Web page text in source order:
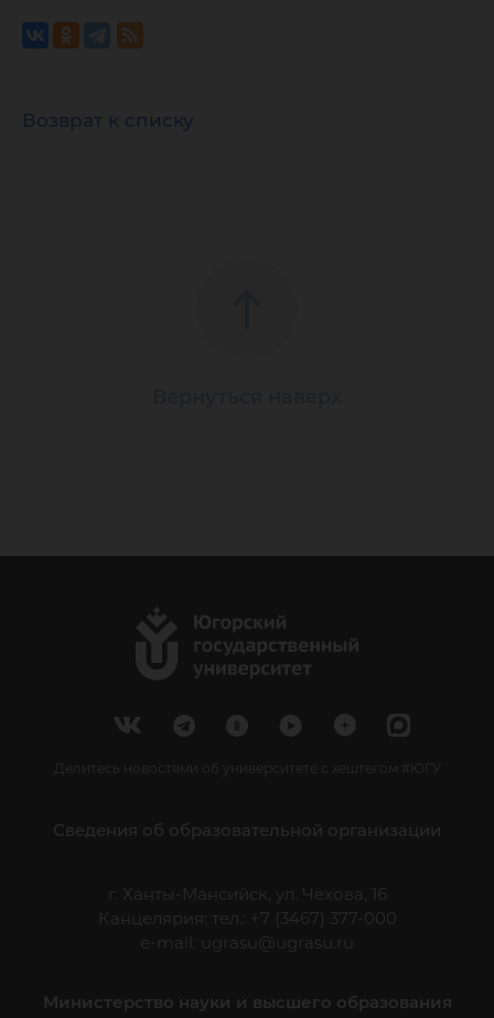
Возврат к списку
Делитесь новостями об университете с хештегом #ЮГУ
Сведения об образовательной организации
г. Ханты-Мансийск, ул. Чехова, 16
Канцелярия: тел.: +7 (3467) 377-000
e-mail:
ugrasu@ugrasu.ru
Министерство науки и высшего образования